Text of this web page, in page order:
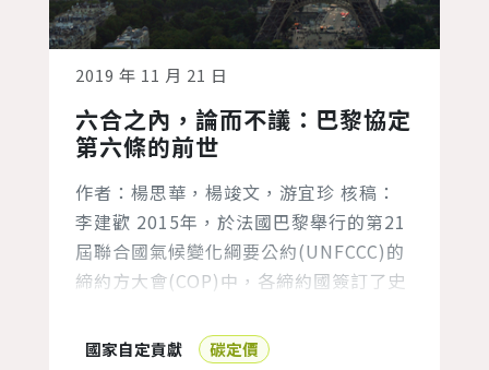
2019 年 11 月 21 日
六合之內，論而不議：巴黎協定
第六條的前世
作者：楊思華，楊竣文，游宜珍 核稿：
李建歡 2015年，於法國巴黎舉行的第21
屆聯合國氣候變化綱要公約(UNFCCC)的
締約方大會(COP)中，各締約國簽訂了史
共同承諾。每個締約國都要制定並履行國
國家自定貢獻 碳定價